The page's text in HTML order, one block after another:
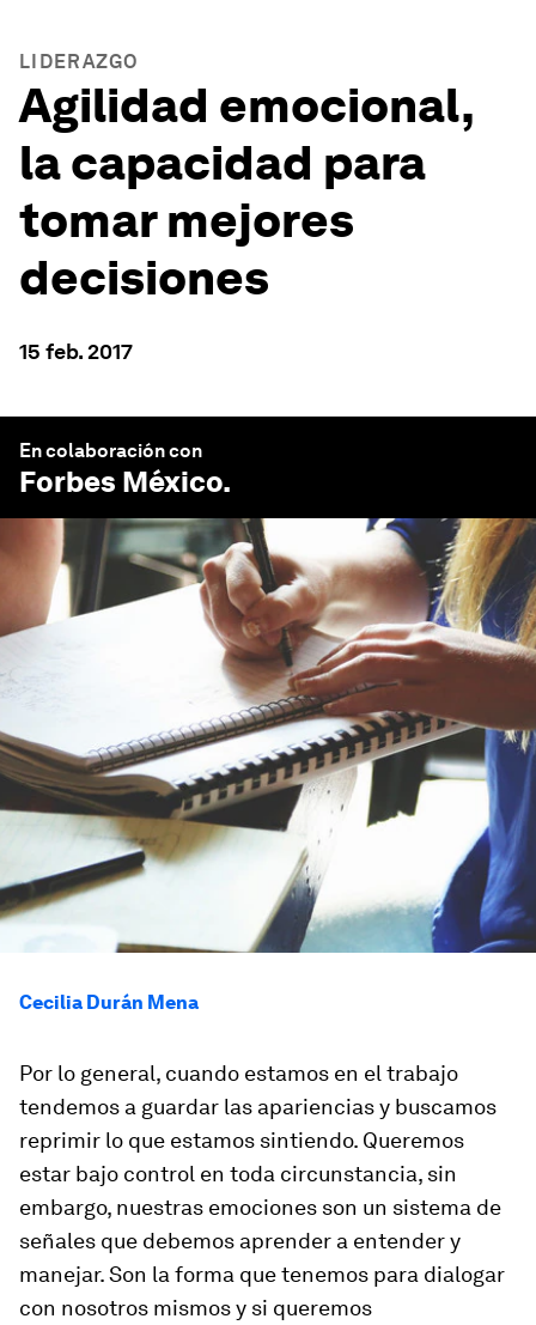
LIDERAZGO
Agilidad emocional,
la capacidad para
tomar mejores
decisiones
15 feb. 2017
En colaboración con
Forbes México.
Cecilia Durán Mena
Por lo general, cuando estamos en el trabajo
tendemos a guardar las apariencias y buscamos
reprimir lo que estamos sintiendo. Queremos
estar bajo control en toda circunstancia, sin
embargo, nuestras emociones son un sistema de
señales que debemos aprender a entender y
manejar. Son la forma que tenemos para dialogar
con nosotros mismos y si queremos